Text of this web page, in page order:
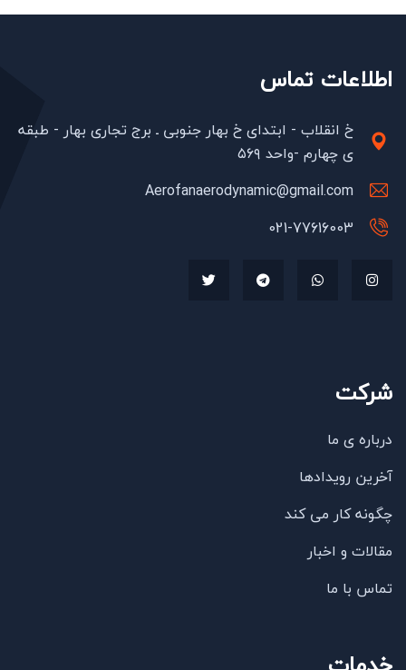
اطلاعات تماس
خ انقلاب - ابتدای خ بهار جنوبی ـ برج تجاری بهار - طبقه
ی چهارم -واحد ۵۶۹
Aerofanaerodynamic@gmail.com
021-77616003
شرکت
درباره ی ما
آخرین رویدادها
چگونه کار می کند
مقالات و اخبار
تماس با ما